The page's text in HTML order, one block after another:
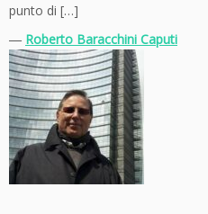
punto di […]
― Roberto Baracchini Caputi